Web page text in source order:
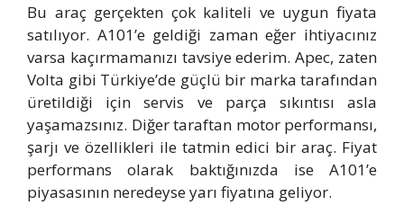
Bu araç gerçekten çok kaliteli ve uygun fiyata
satılıyor. A101’e geldiği zaman eğer ihtiyacınız
varsa kaçırmamanızı tavsiye ederim. Apec, zaten
Volta gibi Türkiye’de güçlü bir marka tarafından
üretildiği için servis ve parça sıkıntısı asla
yaşamazsınız. Diğer taraftan motor performansı,
şarjı ve özellikleri ile tatmin edici bir araç. Fiyat
performans olarak baktığınızda ise A101’e
piyasasının neredeyse yarı fiyatına geliyor.